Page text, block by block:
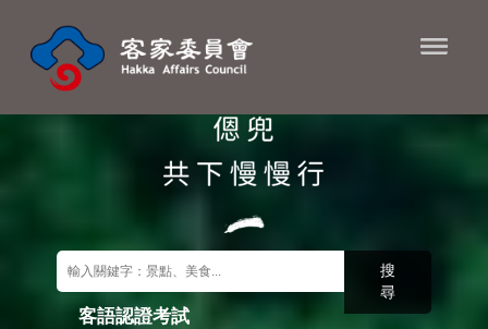
客語認證考試
搜
尋